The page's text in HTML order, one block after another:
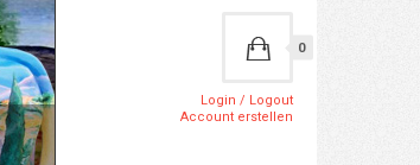
0
Login / Logout
Account erstellen